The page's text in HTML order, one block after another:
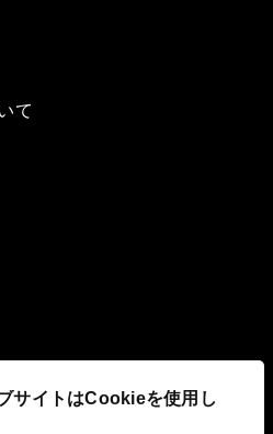
サイトはCookieを使用し
て
組み